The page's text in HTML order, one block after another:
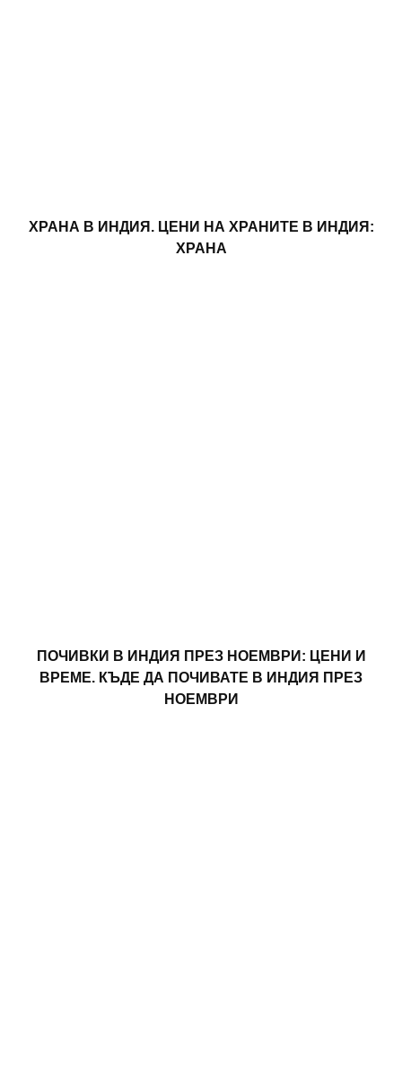
ХРАНА В ИНДИЯ. ЦЕНИ НА ХРАНИТЕ В ИНДИЯ:
ХРАНА
ПОЧИВКИ В ИНДИЯ ПРЕЗ НОЕМВРИ: ЦЕНИ И
ВРЕМЕ. КЪДЕ ДА ПОЧИВАТЕ В ИНДИЯ ПРЕЗ
НОЕМВРИ